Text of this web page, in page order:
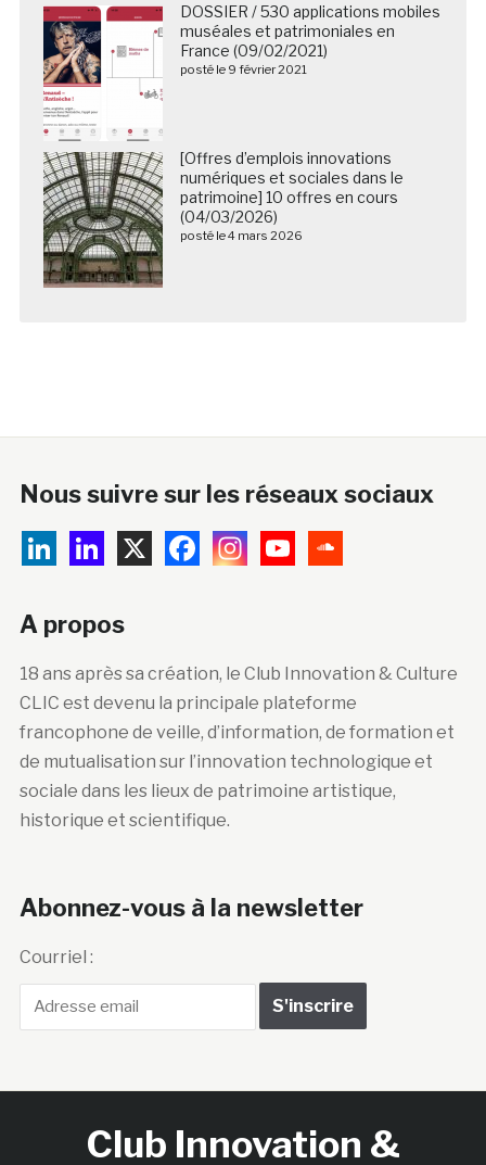
DOSSIER / 530 applications mobiles
muséales et patrimoniales en
France (09/02/2021)
posté le 9 février 2021
[Offres d’emplois innovations
numériques et sociales dans le
patrimoine] 10 offres en cours
(04/03/2026)
posté le 4 mars 2026
Nous suivre sur les réseaux sociaux
A propos
18 ans après sa création, le Club Innovation & Culture
CLIC est devenu la principale plateforme
francophone de veille, d’information, de formation et
de mutualisation sur l’innovation technologique et
sociale dans les lieux de patrimoine artistique,
historique et scientifique.
Abonnez-vous à la newsletter
Courriel :
Club Innovation &